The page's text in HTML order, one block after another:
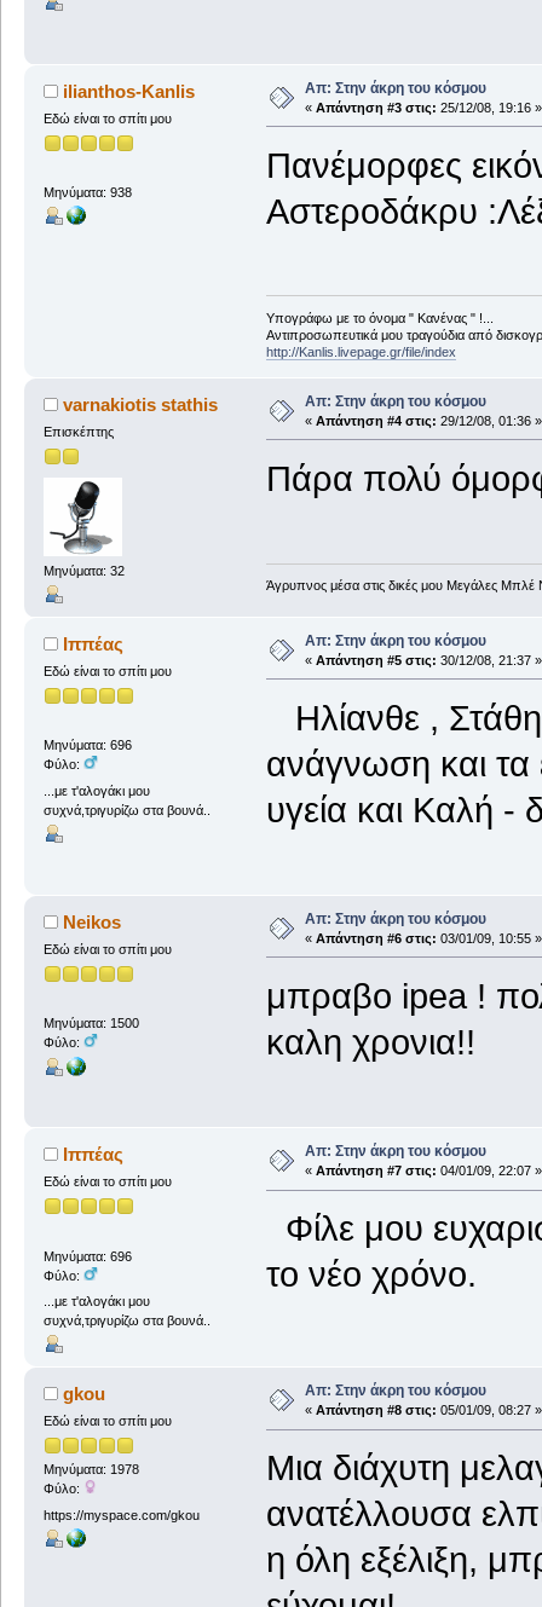
ilianthos-Kanlis
Εδώ είναι το σπίτι μου
Μηνύματα: 938
Απ: Στην άκρη του κόσμου
« Απάντηση #3 στις: 25/12/08, 19:16 »
Πανέμορφες
Αστεροδάκρυ
Υπογράφω με το όνομα " Κανένας " !...
Αντιπροσωπευτικά μου τραγούδια από
http://Kanlis.livepage.gr/file/index
varnakiotis stathis
Επισκέπτης
Μηνύματα: 32
Απ: Στην άκρη του κόσμου
« Απάντηση #4 στις: 29/12/08, 01:36 »
Πάρα πολύ
Άγρυπνος μέσα στις δικές μου Μεγάλες Μπλέ
Ιππέας
Εδώ είναι το σπίτι μου
Μηνύματα: 696
Φύλο:
...με τ'αλογάκι μου
συχνά,τριγυρίζω στα βουνά..
Απ: Στην άκρη του κόσμου
« Απάντηση #5 στις: 30/12/08, 21:37 »
Ηλίανθε ,
ανάγνωση και τα
υγεία και Καλή -
Neikos
Εδώ είναι το σπίτι μου
Μηνύματα: 1500
Φύλο:
Απ: Στην άκρη του κόσμου
« Απάντηση #6 στις: 03/01/09, 10:55 »
μπραβο ipea !
καλη χρονια!!
Ιππέας
Εδώ είναι το σπίτι μου
Μηνύματα: 696
Φύλο:
...με τ'αλογάκι μου
συχνά,τριγυρίζω στα βουνά..
Απ: Στην άκρη του κόσμου
« Απάντηση #7 στις: 04/01/09, 22:07 »
Φίλε μου
το νέο χρόνο.
gkou
Εδώ είναι το σπίτι μου
Μηνύματα: 1978
Φύλο:
https://myspace.com/gkou
Απ: Στην άκρη του κόσμου
« Απάντηση #8 στις: 05/01/09, 08:27 »
Μια διάχυτη
ανατέλλουσα
η όλη εξέλιξη,